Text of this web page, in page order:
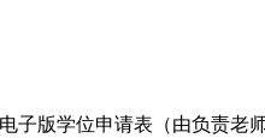
子版学位申请表（由负责老